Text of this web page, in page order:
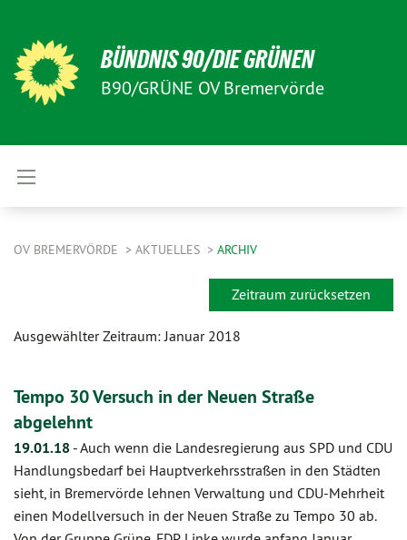
BÜNDNIS 90/DIE GRÜNEN
B90/GRÜNE OV Bremervörde
OV BREMERVÖRDE AKTUELLES ARCHIV
Zeitraum zurücksetzen
Ausgewählter Zeitraum: Januar 2018
Tempo 30 Versuch in der Neuen Straße
abgelehnt
19.01.18 -Auch wenn die Landesregierung aus SPD und CDU
Handlungsbedarf bei Hauptverkehrsstraßen in den Städten
sieht, in Bremervörde lehnen Verwaltung und CDU-Mehrheit
einen Modellversuch in der Neuen Straße zu Tempo 30 ab.